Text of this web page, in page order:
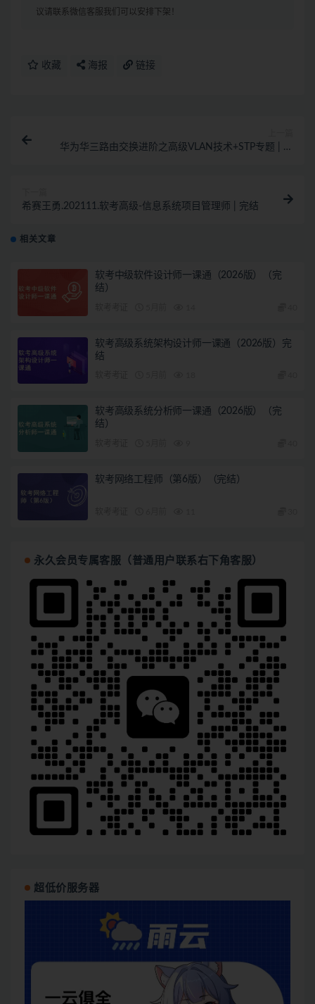
议请联系微信客服我们可以安排下架！
收藏 海报 链接
华为华三路由交换进阶之高级VLAN技术+STP专题 | 完
希赛王勇.202111.软考高级-信息系统项目管理师 | 完结
相关文章
软考中级软件设计师一课通（2026版）（完
结）
软考高级系统架构设计师一课通（2026版）完
结
软考高级系统分析师一课通（2026版）（完
结）
软考网络工程师（第6版）（完结）
永久会员专属客服（普通用户联系右下角客服）
超低价服务器